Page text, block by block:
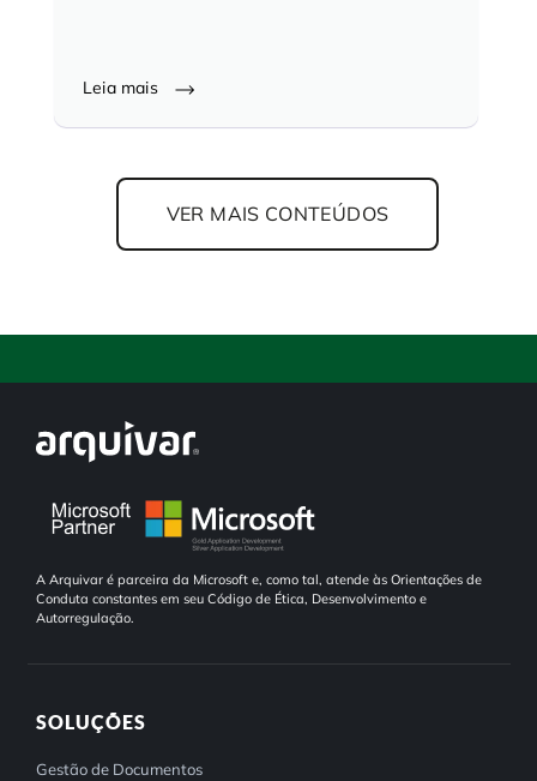
Leia mais
VER MAIS CONTEÚDOS
A Arquivar é parceira da Microsoft e, como tal, atende às Orientações de
Conduta constantes em seu Código de Ética, Desenvolvimento e
Autorregulação.
SOLUÇÕES
Gestão de Documentos